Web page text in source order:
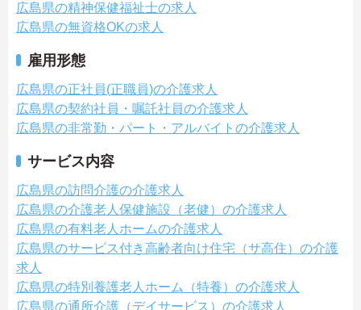
広島県の精神保健福祉士の求人
広島県の無資格OKの求人
雇用形態
広島県の正社員(正職員)の介護求人
広島県の契約社員・嘱託社員の介護求人
広島県の非常勤・パート・アルバイトの介護求人
サービス内容
広島県の訪問介護の介護求人
広島県の介護老人保健施設（老健）の介護求人
広島県の有料老人ホームの介護求人
広島県のサービス付き高齢者向け住宅（サ高住）の介護
求人
広島県の特別養護老人ホーム（特養）の介護求人
広島県の通所介護（デイサービス）の介護求人